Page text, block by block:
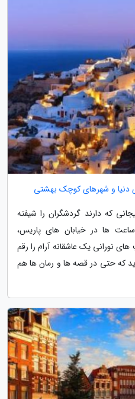
که دارند گردشگران را شیفته
ها در خیابان های پاریس،
های نورانی یک عاشقانه آرام را رقم
که حتی در قصه ها و رمان ها هم